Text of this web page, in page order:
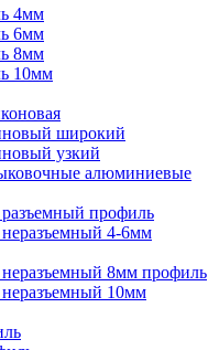
4мм
6мм
8мм
10мм
широкий
узкий
алюминиевые
профиль
4-6мм
8мм профиль
10мм